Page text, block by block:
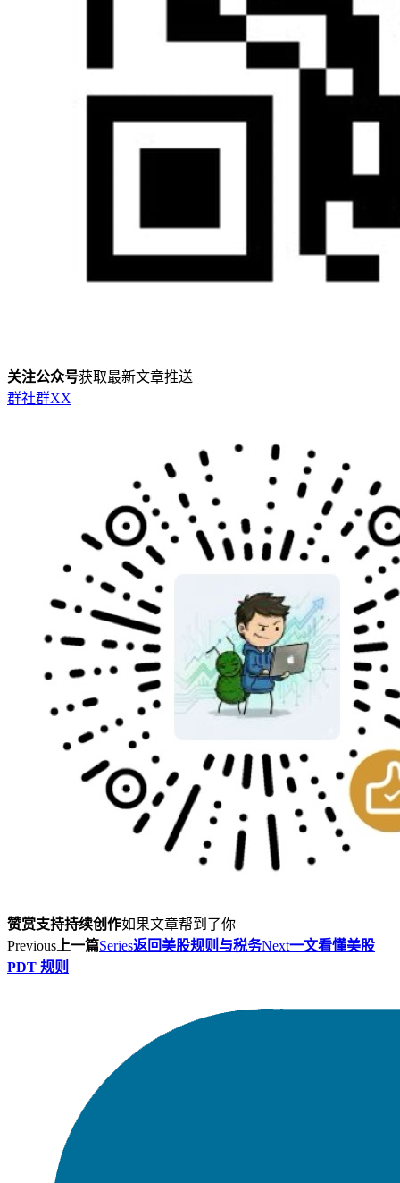
关注公众号获取最新文章推送
群社群XX
赞赏支持持续创作如果文章帮到了你
Previous 上一篇Series返回美股规则与税务Next一文看懂美股
PDT 规则